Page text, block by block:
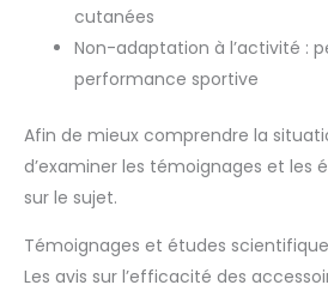
cutanées
Non-adaptation à l’activité :
performance sportive
Afin de mieux comprendre la
d’examiner les témoignages et les
sur le sujet.
Témoignages et études
Les avis sur l’efficacité des